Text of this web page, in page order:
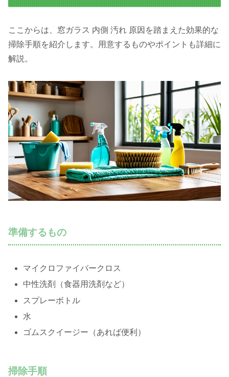
ここからは、窓ガラス 内側 汚れ 原因を踏まえた効果的な
掃除手順を紹介します。用意するものやポイントも詳細に
解説。
準備するもの
マイクロファイバークロス
中性洗剤（食器用洗剤など）
スプレーボトル
水
ゴムスクイージー（あれば便利）
掃除手順